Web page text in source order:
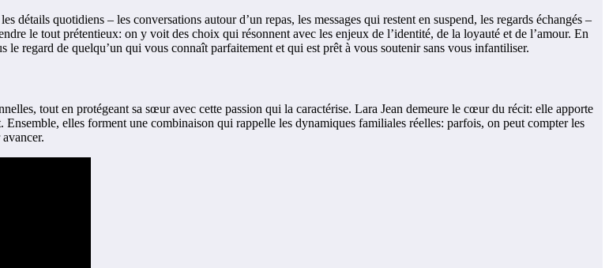
quotidiens – les conversations autour d’un repas, les messages qui restent en suspend, les regards échangés –
le tout prétentieux: on y voit des choix qui résonnent avec les enjeux de l’identité, de la loyauté et de l’amour. En
regard de quelqu’un qui vous connaît parfaitement et qui est prêt à vous soutenir sans vous infantiliser.
tout en protégeant sa sœur avec cette passion qui la caractérise. Lara Jean demeure le cœur du récit: elle apporte
elles forment une combinaison qui rappelle les dynamiques familiales réelles: parfois, on peut compter les